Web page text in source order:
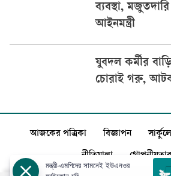
ব্যবস্থা,
আইনমন্ত্রী
যুবদল কর্মীর
চোরাই গরু,
আজকের পত্রিকা বিজ্ঞাপন
নীতিমালা
মন্ত্রী-এমপিদের সামনেই ইউএনওর